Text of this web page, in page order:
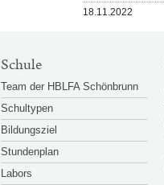
Veröffentlicht
18.11.2022
Schule
Team der HBLFA Schönbrunn
Schultypen
Bildungsziel
Stundenplan
Labors